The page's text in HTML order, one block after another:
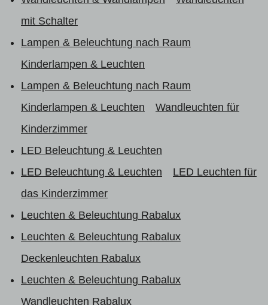
mit Schalter
Lampen & Beleuchtung nach Raum
Kinderlampen & Leuchten
Lampen & Beleuchtung nach Raum
Kinderlampen & Leuchten
Wandleuchten für
Kinderzimmer
LED Beleuchtung & Leuchten
LED Beleuchtung & Leuchten
LED Leuchten für
das Kinderzimmer
Leuchten & Beleuchtung Rabalux
Leuchten & Beleuchtung Rabalux
Deckenleuchten Rabalux
Leuchten & Beleuchtung Rabalux
Wandleuchten Rabalux